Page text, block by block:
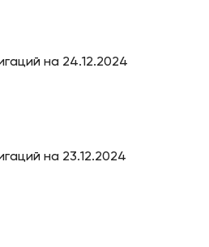
на 24.12.2024
на 23.12.2024